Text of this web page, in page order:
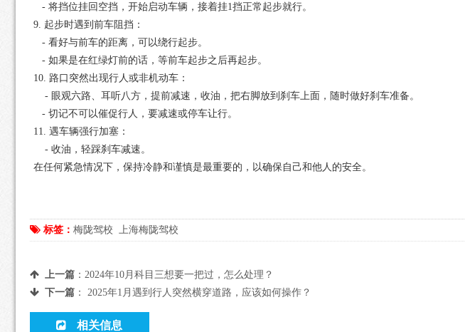
- 将挡位挂回空挡，开始启动车辆，接着挂1挡正常起步就行。
9. 起步时遇到前车阻挡：
- 看好与前车的距离，可以绕行起步。
- 如果是在红绿灯前的话，等前车起步之后再起步。
10. 路口突然出现行人或非机动车：
- 眼观六路、耳听八方，提前减速，收油，把右脚放到刹车上面，随时做好刹车准备。
- 切记不可以催促行人，要减速或停车让行。
11. 遇车辆强行加塞：
- 收油，轻踩刹车减速。
在任何紧急情况下，保持冷静和谨慎是最重要的，以确保自己和他人的安全。
标签： 梅陇驾校 上海梅陇驾校
上一篇： 2024年10月科目三想要一把过，怎么处理？
下一篇： 2025年1月遇到行人突然横穿道路，应该如何操作？
相关信息